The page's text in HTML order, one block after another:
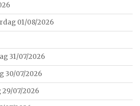
01/08/2026
31/07/2026
30/07/2026
07/2026